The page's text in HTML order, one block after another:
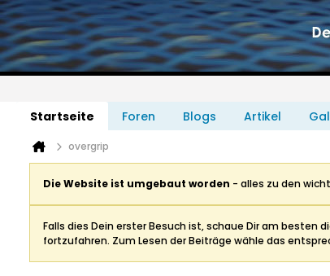
Startseite Foren Blogs Artikel
overgrip
Die Website ist umgebaut worden - alles zu den
Falls dies Dein erster Besuch ist, schaue Dir am besten
fortzufahren. Zum Lesen der Beiträge wähle das